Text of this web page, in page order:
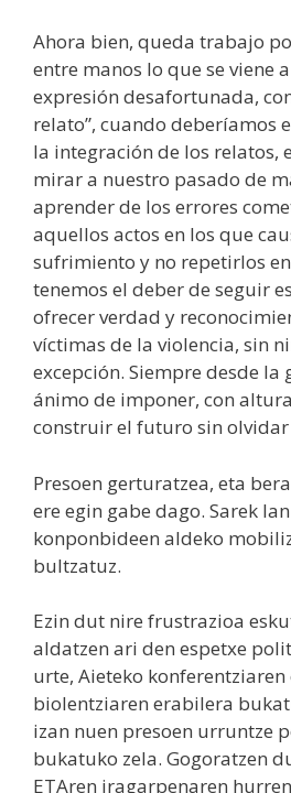
Ahora bien, queda trabajo
entre manos lo que se viene
expresión desafortunada,
relato”, cuando deberíamos
la integración de los relatos,
mirar a nuestro pasado de
aprender de los errores
aquellos actos en los que
sufrimiento y no repetirlos
tenemos el deber de seguir
ofrecer verdad y
víctimas de la violencia, sin
excepción. Siempre desde la
ánimo de imponer, con
construir el futuro sin olvidar
Presoen gerturatzea, eta
ere egin gabe dago. Sarek
konponbideen aldeko
bultzatuz.
Ezin dut nire frustrazioa
aldatzen ari den espetxe
urte, Aieteko konferentziaren
biolentziaren erabilera
izan nuen presoen urruntze
bukatuko zela. Gogoratzen
ETAren iragarpenaren